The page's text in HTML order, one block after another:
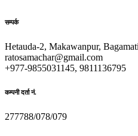
सम्पर्क
Hetauda-2, Makawanpur,
ratosamachar@gmail.com
+977-9855031145, 9811136795
कम्पनी दर्ता नं.
277788/078/079